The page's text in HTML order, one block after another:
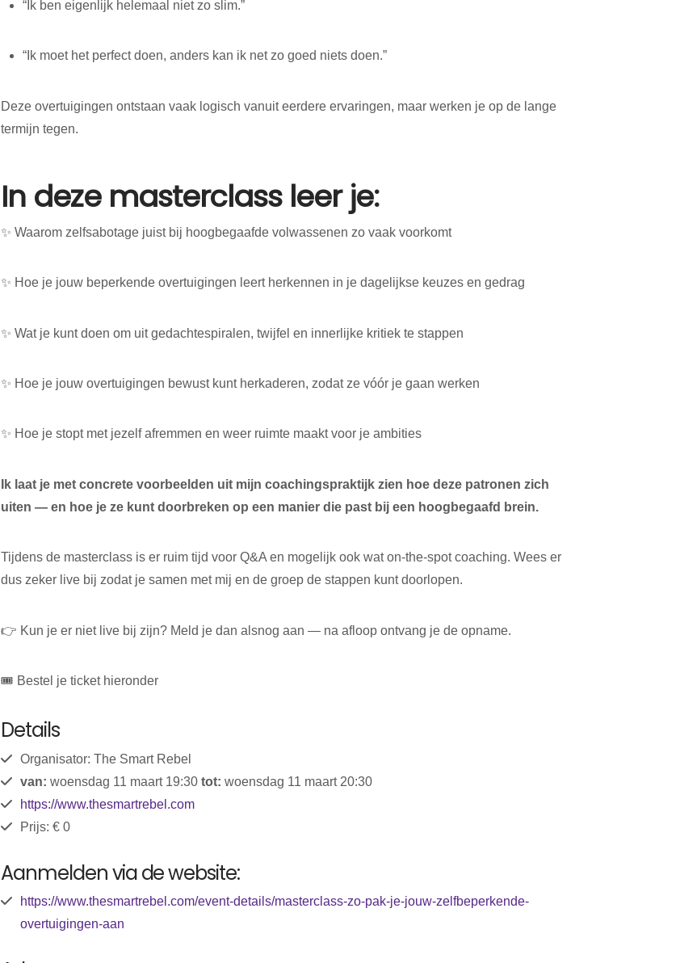
“Ik ben eigenlijk helemaal niet zo slim.”
“Ik moet het perfect doen, anders kan ik net zo goed niets doen.”
Deze overtuigingen ontstaan vaak logisch vanuit eerdere ervaringen, maar werken je op de lange
termijn tegen.
In deze masterclass leer je:
✨ Waarom zelfsabotage juist bij hoogbegaafde volwassenen zo vaak voorkomt
✨ Hoe je jouw beperkende overtuigingen leert herkennen in je dagelijkse keuzes en gedrag
✨ Wat je kunt doen om uit gedachtespiralen, twijfel en innerlijke kritiek te stappen
✨ Hoe je jouw overtuigingen bewust kunt herkaderen, zodat ze vóór je gaan werken
✨ Hoe je stopt met jezelf afremmen en weer ruimte maakt voor je ambities
Ik laat je met concrete voorbeelden uit mijn coachingspraktijk zien hoe deze patronen zich
uiten — en hoe je ze kunt doorbreken op een manier die past bij een hoogbegaafd brein.
Tijdens de masterclass is er ruim tijd voor Q&A en mogelijk ook wat on-the-spot coaching. Wees er
dus zeker live bij zodat je samen met mij en de groep de stappen kunt doorlopen.
👉 Kun je er niet live bij zijn? Meld je dan alsnog aan — na afloop ontvang je de opname.
🎟️ Bestel je ticket hieronder
Details
Organisator: The Smart Rebel
van: woensdag 11 maart 19:30tot: woensdag 11 maart 20:30
https://www.thesmartrebel.com
Prijs: € 0
Aanmelden via de website:
https://www.thesmartrebel.com/event-details/masterclass-zo-pak-je-jouw-zelfbeperkende-
overtuigingen-aan